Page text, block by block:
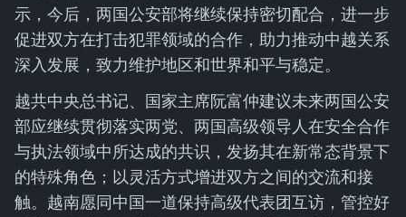
示，今后，两国公安部将继续保持密切配合，进一步
促进双方在打击犯罪领域的合作，助力推动中越关系
深入发展，致力维护地区和世界和平与稳定。
越共中央总书记、国家主席阮富仲建议未来两国公安
部应继续贯彻落实两党、两国高级领导人在安全合作
与执法领域中所达成的共识，发扬其在新常态背景下
的特殊角色；以灵活方式增进双方之间的交流和接
触。越南愿同中国一道保持高级代表团互访，管控好